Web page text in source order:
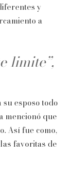
y
a
limite”,
esposo todo
mencionó que
Así fue como,
favoritas de